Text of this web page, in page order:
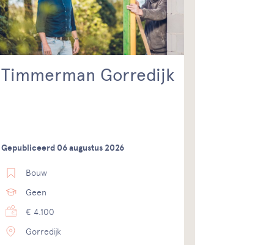
Timmerman Gorredijk
Gepubliceerd 06 augustus 2026
Bouw
Geen
€ 4.100
Gorredijk